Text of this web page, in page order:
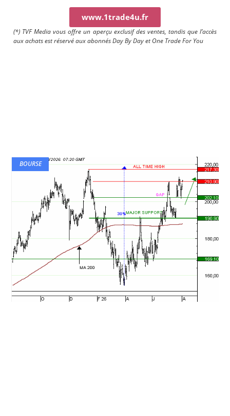
www.1trade4u.fr
(*) TVF Media vous offre un aperçu exclusif des ventes, tandis que l’accès
aux achats est réservé aux abonnés Day By Day et One Trade For You
BOURSE